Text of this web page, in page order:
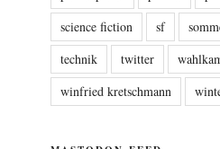
science fiction
sf
technik
twitter
winfried kretschmann